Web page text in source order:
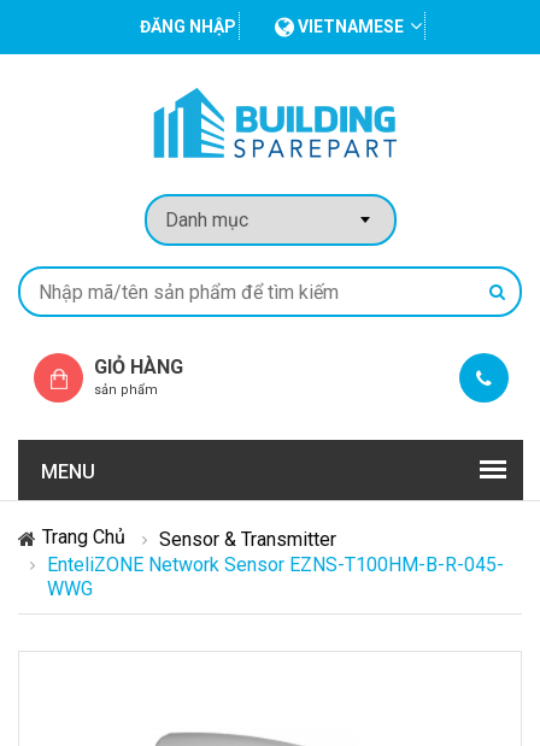
ĐĂNG NHẬP VIETNAMESE
GIỎ HÀNG
sản phẩm
MENU
Trang Chủ
Sensor & Transmitter
EnteliZONE Network Sensor EZNS-T100HM-B-R-045-
WWG